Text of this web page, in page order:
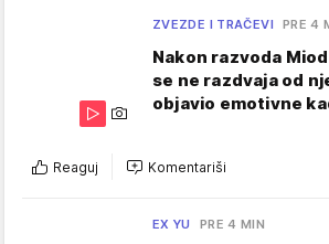
ZVEZDE I TRAČEVI PRE 4
Nakon razvoda
se ne razdvaja od
objavio emotivne
Reaguj Komentariši
EX YU PRE 4 MIN